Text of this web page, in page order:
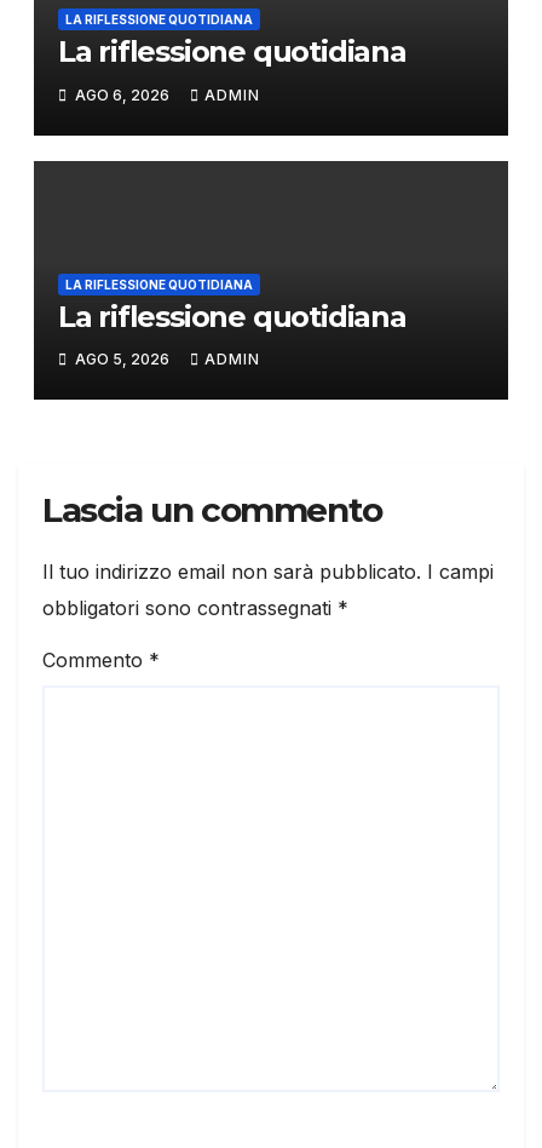
LA RIFLESSIONE QUOTIDIANA
La riflessione quotidiana
AGO 6, 2026 ADMIN
LA RIFLESSIONE QUOTIDIANA
La riflessione quotidiana
AGO 5, 2026 ADMIN
Lascia un commento
Il tuo indirizzo email non sarà pubblicato. I campi
obbligatori sono contrassegnati *
Commento *